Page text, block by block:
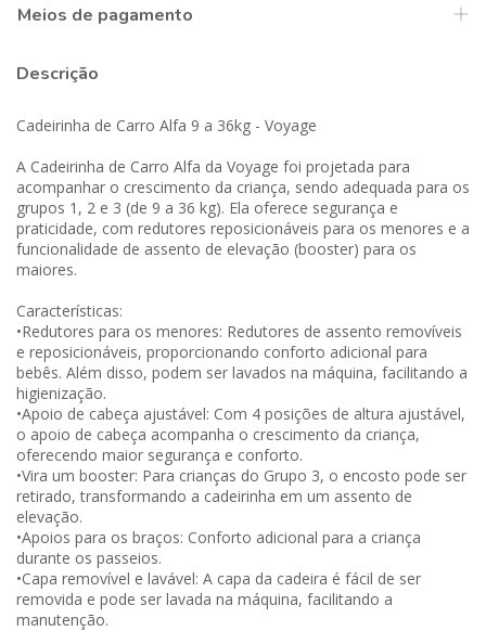
Meios de pagamento
Descrição
Cadeirinha de Carro Alfa 9 a 36kg - Voyage
A Cadeirinha de Carro Alfa da Voyage foi projetada para
acompanhar o crescimento da criança, sendo adequada para os
grupos 1, 2 e 3 (de 9 a 36 kg). Ela oferece segurança e
praticidade, com redutores reposicionáveis para os menores e a
funcionalidade de assento de elevação (booster) para os
maiores.
Características:
•Redutores para os menores: Redutores de assento removíveis
e reposicionáveis, proporcionando conforto adicional para
bebês. Além disso, podem ser lavados na máquina, facilitando a
higienização.
•Apoio de cabeça ajustável: Com 4 posições de altura ajustável,
o apoio de cabeça acompanha o crescimento da criança,
oferecendo maior segurança e conforto.
•Vira um booster: Para crianças do Grupo 3, o encosto pode ser
retirado, transformando a cadeirinha em um assento de
elevação.
•Apoios para os braços: Conforto adicional para a criança
durante os passeios.
•Capa removível e lavável: A capa da cadeira é fácil de ser
removida e pode ser lavada na máquina, facilitando a
manutenção.